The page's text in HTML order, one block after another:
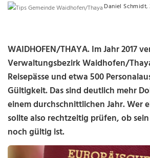
Daniel Schmidt,
WAIDHOFEN/THAYA. Im Jahr 2017
Verwaltungsbezirk Waidhofen/
Reisepässe und etwa 500
Gültigkeit. Das sind deutlich mehr
einem durchschnittlichen Jahr. Wer
sollte also rechtzeitig prüfen, ob
noch gültig ist.